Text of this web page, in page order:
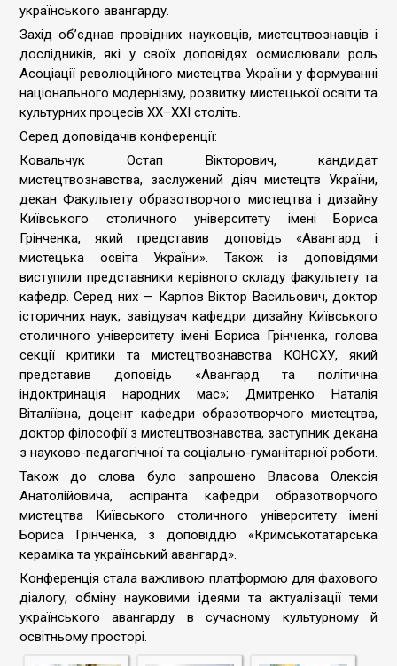
українського авангарду.
Захід об’єднав провідних науковців, мистецтвознавців і
дослідників, які у своїх доповідях осмислювали роль
Асоціації революційного мистецтва України у формуванні
національного модернізму, розвитку мистецької освіти та
культурних процесів ХХ–ХХІ століть.
Серед доповідачів конференції:
Ковальчук Остап Вікторович, кандидат
мистецтвознавства, заслужений діяч мистецтв України,
декан Факультету образотворчого мистецтва і дизайну
Київського столичного університету імені Бориса
Грінченка, який представив доповідь «Авангард і
мистецька освіта України». Також із доповідями
виступили представники керівного складу факультету та
кафедр. Серед них — Карпов Віктор Васильович, доктор
історичних наук, завідувач кафедри дизайну Київського
столичного університету імені Бориса Грінченка, голова
секції критики та мистецтвознавства КОНСХУ, який
представив доповідь «Авангард та політична
індоктринація народних мас»; Дмитренко Наталія
Віталіївна, доцент кафедри образотворчого мистецтва,
доктор філософії з мистецтвознавства, заступник декана
з науково-педагогічної та соціально-гуманітарної роботи.
Також до слова було запрошено Власова Олексія
Анатолійовича, аспіранта кафедри образотворчого
мистецтва Київського столичного університету імені
Бориса Грінченка, з доповіддю «Кримськотатарська
кераміка та український авангард».
Конференція стала важливою платформою для фахового
діалогу, обміну науковими ідеями та актуалізації теми
українського авангарду в сучасному культурному й
освітньому просторі.